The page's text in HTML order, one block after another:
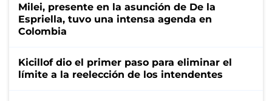
Milei, presente en la asunción de De la
Espriella, tuvo una intensa agenda en
Colombia
Kicillof dio el primer paso para eliminar el
límite a la reelección de los intendentes